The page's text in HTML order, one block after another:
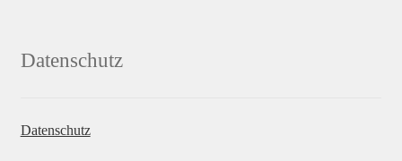
Datenschutz
Datenschutz